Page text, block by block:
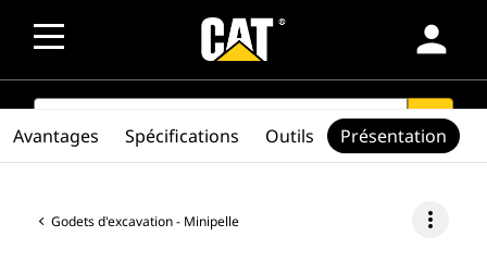
person
SEARCH search
Godets d'excavation - Minipelle more_vert
Avantages Spécifications Outils Présentation